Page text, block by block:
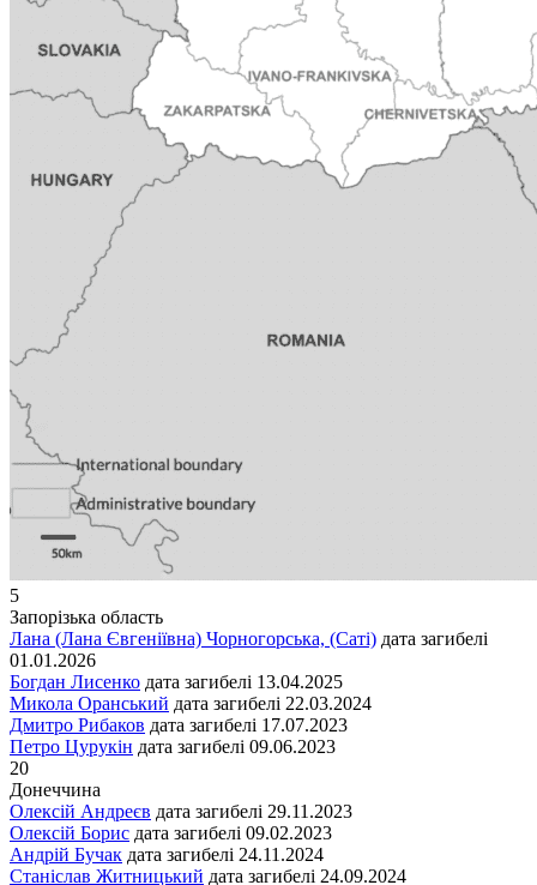
5
Запорізька область
Лана (Лана Євгеніївна) Чорногорська, (Саті) дата загибелі
01.01.2026
Богдан Лисенко дата загибелі 13.04.2025
Микола Оранський дата загибелі 22.03.2024
Дмитро Рибаков дата загибелі 17.07.2023
Петро Цурукін дата загибелі 09.06.2023
20
Донеччина
Олексій Андреєв дата загибелі 29.11.2023
Олексій Борис дата загибелі 09.02.2023
Андрій Бучак дата загибелі 24.11.2024
Станіслав Житницький дата загибелі 24.09.2024